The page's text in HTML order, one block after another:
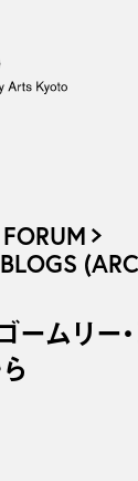
ームリ